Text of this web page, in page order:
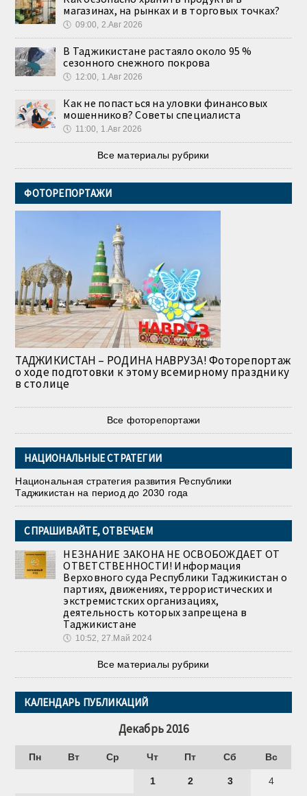
магазинах, на рынках и в торговых точках?
🕔 09:00, 2.Авг 2026
В Таджикистане растаяло около 95 %
сезонного снежного покрова
🕔 12:00, 1.Авг 2026
Как не попасться на уловки финансовых
мошенников? Советы специалиста
🕔 11:00, 1.Авг 2026
Все материалы рубрики
ФОТОРЕПОРТАЖИ
ТАДЖИКИСТАН – РОДИНА НАВРУЗА! Фоторепортаж
о ходе подготовки к этому всемирному празднику
в столице
Все фоторепортажи
НАЦИОНАЛЬНЫЕ СТРАТЕГИИ
Национальная стратегия развития Республики
Таджикистан на период до 2030 года
СПРАШИВАЙТЕ, ОТВЕЧАЕМ
НЕЗНАНИЕ ЗАКОНА НЕ ОСВОБОЖДАЕТ ОТ
ОТВЕТСТВЕННОСТИ! Информация
Верховного суда Республики Таджикистан о
партиях, движениях, террористических и
экстремистских организациях,
деятельность которых запрещена в
Таджикистане
🕔 10:52, 27.Май 2024
Все материалы рубрики
КАЛЕНДАРЬ ПУБЛИКАЦИЙ
Декабрь 2016
Пн Вт Ср Чт Пт Сб Вс
1 2 3 4